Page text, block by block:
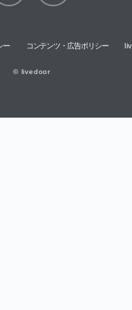
ー コンテンツ・広告ポリシー
© livedoor